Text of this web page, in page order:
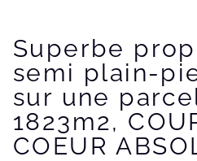
Superbe
semi plain-
sur une
1823m2,
COEUR